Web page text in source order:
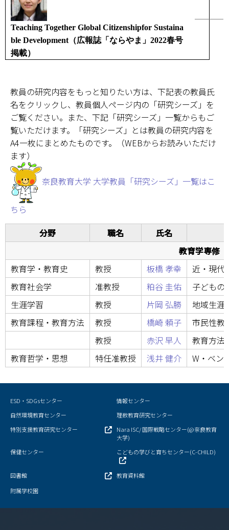
Teaching Together Global Citizenshipfor Sustaina
ble Development（広報誌「ならやま」2022春号
掲載）
教員の研究内容をもっと知りたい方は、下記表の教員氏
名をクリックし、教員個人ページ内の「研究シーズ」を
ご覧ください。また、下記「研究シーズ」一覧からもご
覧いただけます。「研究シーズ」とは教員の研究内容を
A4一枚にまとめたものです。（WEBからお読みいただけ
ます）
奈良教育大学 大学教員「研究シーズ」一覧はこ
ちら
分野
職名
氏名
教育学専修
教育学・教育史
教授 板橋 孝幸
近・現代
教育社会学
准教授 粕谷 圭佑
子どもの
生涯学習
教授 片岡 弘勝
地域生涯
教育課程・教育方法
教授 橋崎 頼子
市民性教
教授
赤沢 早人
教育方法
教育哲学・思想
特任准教授 浅井 健介 W・ベン
ESD・SDGsセンター
情報センター
自然環境教育センター
理数教育研究センター
特別支援教育研究センター
Nara ISC/ 国際戦略センター(@奈良教育
大学)
保健センター
こどもの学びと育ちセンター(C-CHILD)
図書館
教育資料館
附属学校園